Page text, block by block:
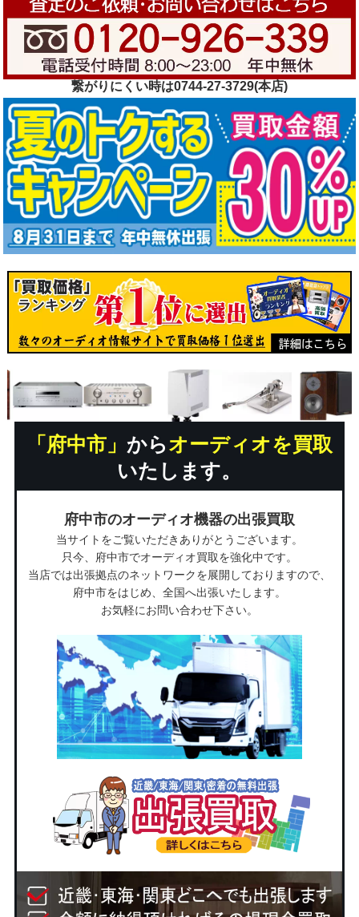
繋がりにくい時は0744-27-3729(本店)
「府中市」 からオーディオを買取
いたします。
府中市のオーディオ機器の出張買取
当サイトをご覧いただきありがとうございます。
只今、府中市でオーディオ買取を強化中です。
当店では出張拠点のネットワークを展開しておりますので、
府中市をはじめ、全国へ出張いたします。
お気軽にお問い合わせ下さい。